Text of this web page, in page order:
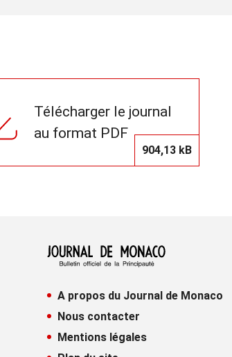
Télécharger le journal
au format PDF
904,13 kB
A propos du Journal de Monaco
Nous contacter
Mentions légales